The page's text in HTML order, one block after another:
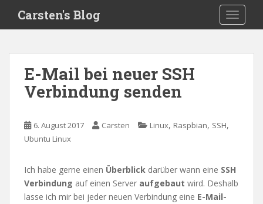
i
Carsten's Blog
E-Mail bei neuer SSH
Verbindung senden
6. August 2017 Carsten Linux, Raspbian, SSH,
Ubuntu Linux
Ich habe gerne einen Überblick darüber wann eine SSH
Verbindung auf einen Server aufgebaut wird. Deshalb
lasse ich mir bei jeder neuen Verbindung eine E-Mail-